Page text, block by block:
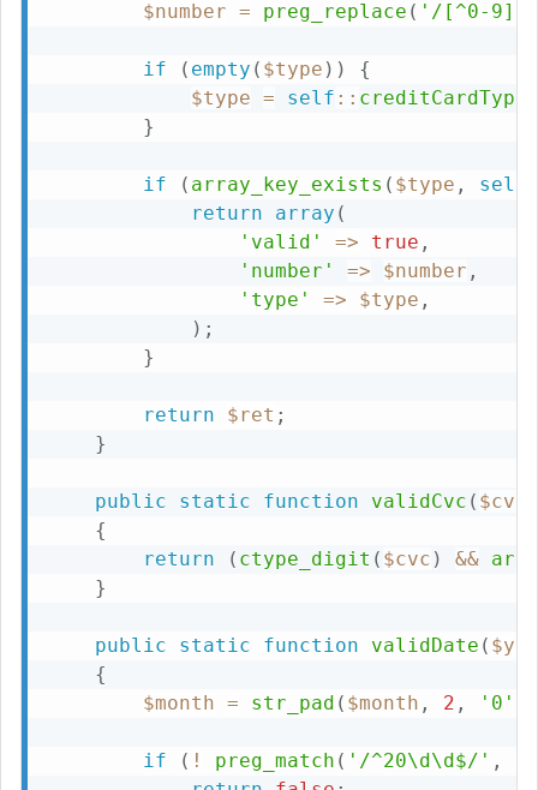
$number = preg_replace ( '/[^0-9]/'
if ( empty ( $type ) )
{
$type = self :: creditCardType
}
if ( array_key_exists ( $type , self
return
array (
'valid'
=> true ,
'number'
=> $number ,
'type'
=> $type ,
) ;
}
return $ret ;
}
public static function validCvc ( $cvc
{
return
( ctype_digit ( $cvc ) &&
}
public static function validDate (
{
$month = str_pad ( $month , 2 , '0'
if ( ! preg_match ( '/^20\d\d$/' ,